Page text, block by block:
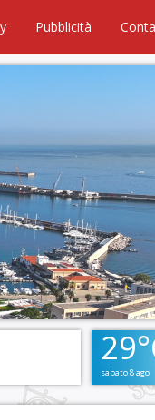
Pubblicità
sabato 8 ago